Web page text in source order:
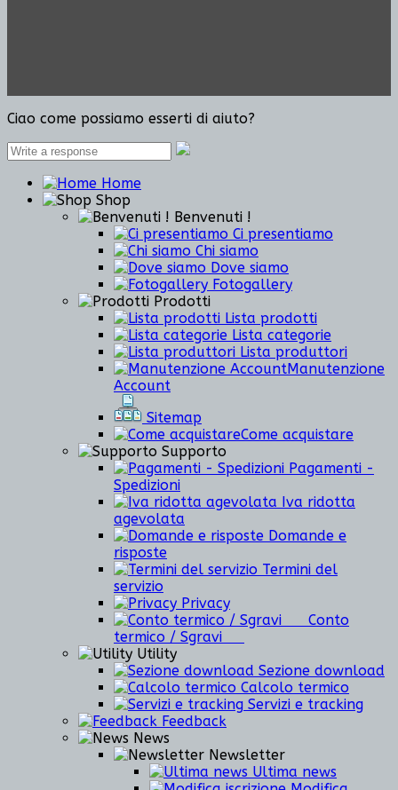
Ciao come possiamo esserti di aiuto?
Home
Shop
Benvenuti !
Ci presentiamo
Chi siamo
Dove siamo
Fotogallery
Prodotti
Lista prodotti
Lista categorie
Lista produttori
Manutenzione
Account
Sitemap
Come acquistare
Supporto
Pagamenti -
Spedizioni
Iva ridotta
agevolata
Domande e
risposte
Termini del
servizio
Privacy
Conto
termico / Sgravi
Utility
Sezione download
Calcolo termico
Servizi e tracking
Feedback
News
Newsletter
Ultima news